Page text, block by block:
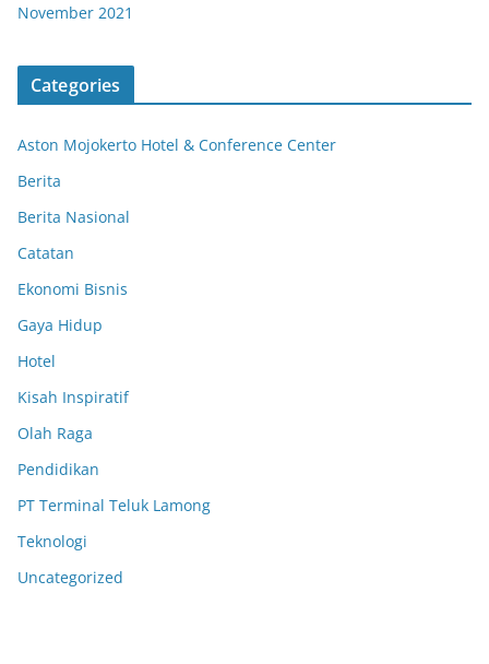
November 2021
Categories
Aston Mojokerto Hotel & Conference Center
Berita
Berita Nasional
Catatan
Ekonomi Bisnis
Gaya Hidup
Hotel
Kisah Inspiratif
Olah Raga
Pendidikan
PT Terminal Teluk Lamong
Teknologi
Uncategorized